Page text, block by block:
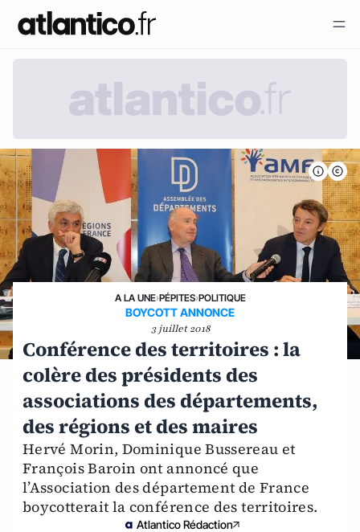
A LA UNE›PÉPITES›POLITIQUE
BOYCOTT ANNONCE
3 juillet 2018
Conférence des territoires : la
colère des présidents des
associations des départements,
des régions et des maires
Hervé Morin, Dominique Bussereau et
François Baroin ont annoncé que
l’Association des département de France
boycotterait la conférence des territoires.
Atlantico Rédaction